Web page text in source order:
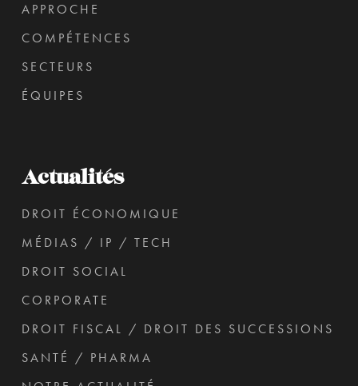
APPROCHE
COMPÉTENCES
SECTEURS
ÉQUIPES
Actualités
DROIT ÉCONOMIQUE
MÉDIAS / IP / TECH
DROIT SOCIAL
CORPORATE
DROIT FISCAL / DROIT DES SUCCESSIONS
SANTÉ / PHARMA